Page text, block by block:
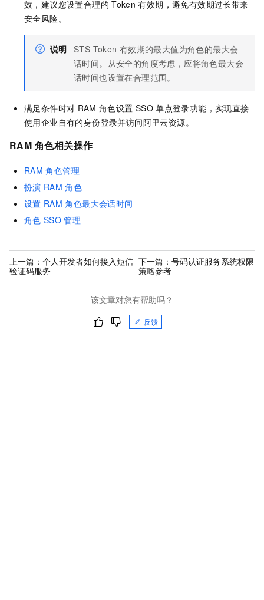
效，建议您设置合理的 Token 有效期，避免有效期过长带来
安全风险。
说明 STS Token 有效期的最大值为角色的最大会
话时间。从安全的角度考虑，应将角色最大会
话时间也设置在合理范围。
满足条件时对 RAM 角色设置 SSO 单点登录功能，实现直接
使用企业自有的身份登录并访问阿里云资源。
RAM 角色相关操作
RAM 角色管理
扮演 RAM 角色
设置 RAM 角色最大会话时间
角色 SSO 管理
上一篇： 个人开发者如何接入短信
验证码服务
下一篇： 号码认证服务系统权限
策略参考
该文章对您有帮助吗？
反馈